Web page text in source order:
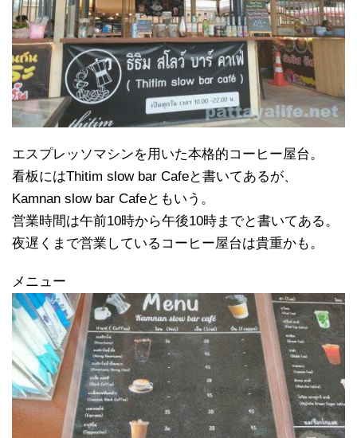
エスプレッソマシンを用いた本格的コーヒー屋台。
看板にはThitim slow bar Cafeと書いてあるが、
Kamnan slow bar Cafeともいう。
営業時間は午前10時から午後10時までと書いてある。
夜遅くまで営業しているコーヒー屋台は貴重かも。
メニュー